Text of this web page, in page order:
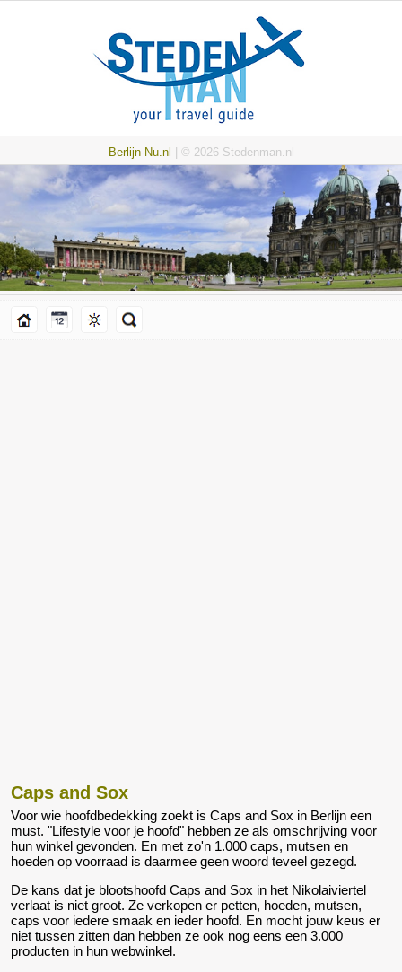
Berlijn-Nu.nl | © 2026 Stedenman.nl
Caps and Sox
Voor wie hoofdbedekking zoekt is Caps and Sox in Berlijn een
must. "Lifestyle voor je hoofd" hebben ze als omschrijving voor
hun winkel gevonden. En met zo'n 1.000 caps, mutsen en
hoeden op voorraad is daarmee geen woord teveel gezegd.
De kans dat je blootshoofd Caps and Sox in het Nikolaiviertel
verlaat is niet groot. Ze verkopen er petten, hoeden, mutsen,
caps voor iedere smaak en ieder hoofd. En mocht jouw keus er
niet tussen zitten dan hebben ze ook nog eens een 3.000
producten in hun webwinkel.